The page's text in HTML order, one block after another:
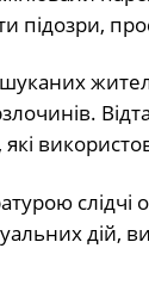
підозри,
слідчі